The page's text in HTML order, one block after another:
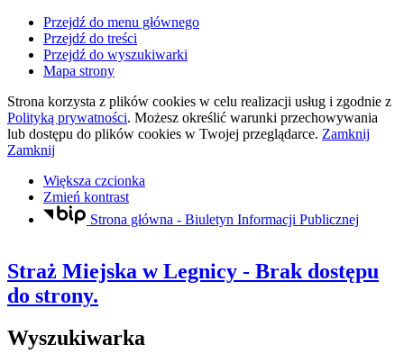
Przejdź do menu głównego
Przejdź do treści
Przejdź do wyszukiwarki
Mapa strony
Strona korzysta z plików cookies w celu realizacji usług i zgodnie z
Polityką prywatności. Możesz określić warunki przechowywania
lub dostępu do plików cookies w Twojej przeglądarce. Zamknij
Zamknij
Większa czcionka
Zmień kontrast
Strona główna - Biuletyn Informacji Publicznej
Straż Miejska w Legnicy - Brak dostępu
do strony.
Wyszukiwarka